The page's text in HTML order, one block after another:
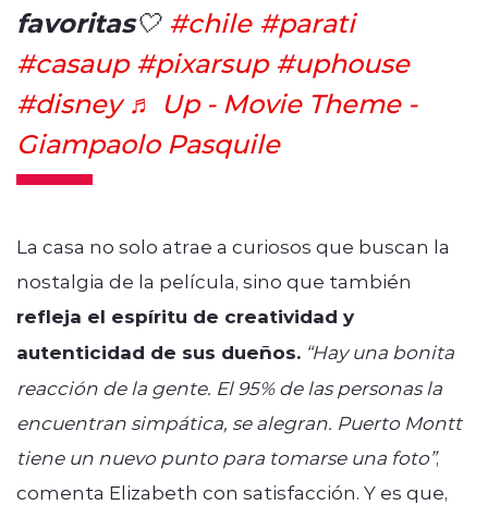
favoritas🤍 #chile #parati
#casaup #pixarsup #uphouse
#disney ♬ Up - Movie Theme -
Giampaolo Pasquile
La casa no solo atrae a curiosos que buscan la
nostalgia de la película, sino que también
refleja el espíritu de creatividad y
autenticidad de sus dueños. “Hay una bonita
reacción de la gente. El 95% de las personas la
encuentran simpática, se alegran. Puerto Montt
tiene un nuevo punto para tomarse una foto”,
comenta Elizabeth con satisfacción. Y es que,